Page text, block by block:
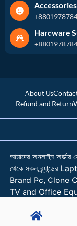
Accessories
Hardware
About Us
Refund and Return
আমাদের অনলাইন
থেকে সকল
Brand Pc, Clone
TV and Office
Accessories কিনুন
01978784026